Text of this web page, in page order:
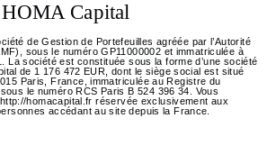
: Le Q&A des
2024
son analyse sur les thèmes qui
des marchés en ce […]
HOMA Capital
de Gestion de Portefeuilles agréée par l’Autorité
sous le numéro GP11000002 et immatriculée à
La société est constituée sous la forme d’une société
de 1 176 472 EUR, dont le siège social est situé
Paris, France, immatriculée au Registre du
le numéro RCS Paris B 524 396 34. Vous
homacapital.fr réservée exclusivement aux
accédant au site depuis la France.